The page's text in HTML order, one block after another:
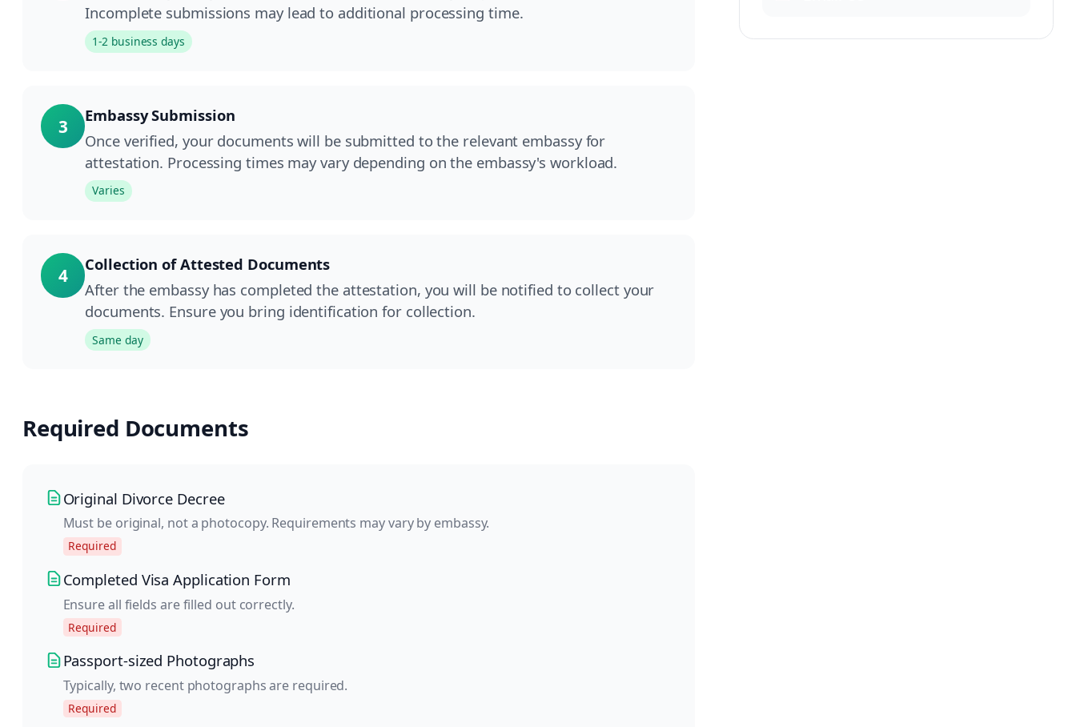
Incomplete submissions may lead to additional processing time.
1-2 business days
3
Embassy Submission
Once verified, your documents will be submitted to the relevant embassy for
attestation. Processing times may vary depending on the embassy's workload.
Varies
4
Collection of Attested Documents
After the embassy has completed the attestation, you will be notified to collect your
documents. Ensure you bring identification for collection.
Same day
Required Documents
Original Divorce Decree
Must be original, not a photocopy. Requirements may vary by embassy.
Required
Completed Visa Application Form
Ensure all fields are filled out correctly.
Required
Passport-sized Photographs
Typically, two recent photographs are required.
Required